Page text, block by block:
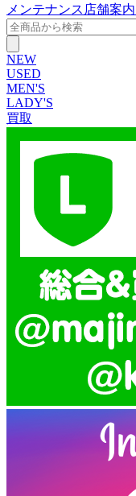
メンテナンス 店舗案内
NEW
USED
MEN'S
LADY'S
買取